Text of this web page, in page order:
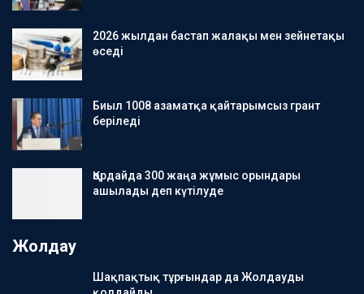
2026 жылдан бастап жалақы мен зейнетақы
өседі
Биыл 1008 азаматқа қайтарымсыз грант
беріледі
Қордайда 300 жаңа жұмыс орындары
ашылады деп күтілуде
Жолдау
Шақпақтық тұрғындар да Жолдауды